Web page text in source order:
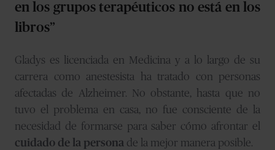
en los grupos terapéuticos no está en los
libros”
Gladys es licenciada en Medicina y a lo largo de su
carrera como anestesista ha tratado con personas
afectadas de Alzheimer. No obstante, hasta que no
tuvo el problema en casa, no fue consciente de la
necesidad de formarse para saber cómo afrontar el
cuidado de la persona de la mejor manera posible.